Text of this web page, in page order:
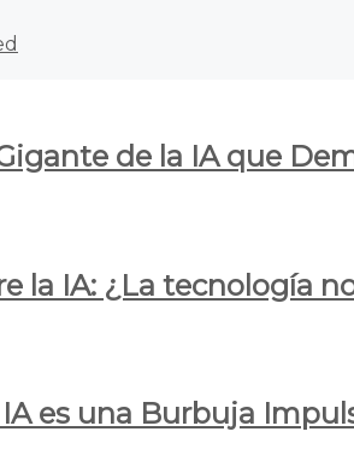
de la IA que
la IA: ¿La tecnología
es una Burbuja